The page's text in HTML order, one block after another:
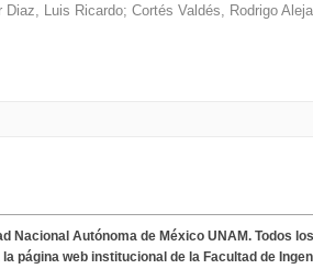
Diaz, Luis Ricardo; Cortés Valdés, Rodrigo
Nacional Autónoma de México UNAM. Todos
página web institucional de la Facultad de